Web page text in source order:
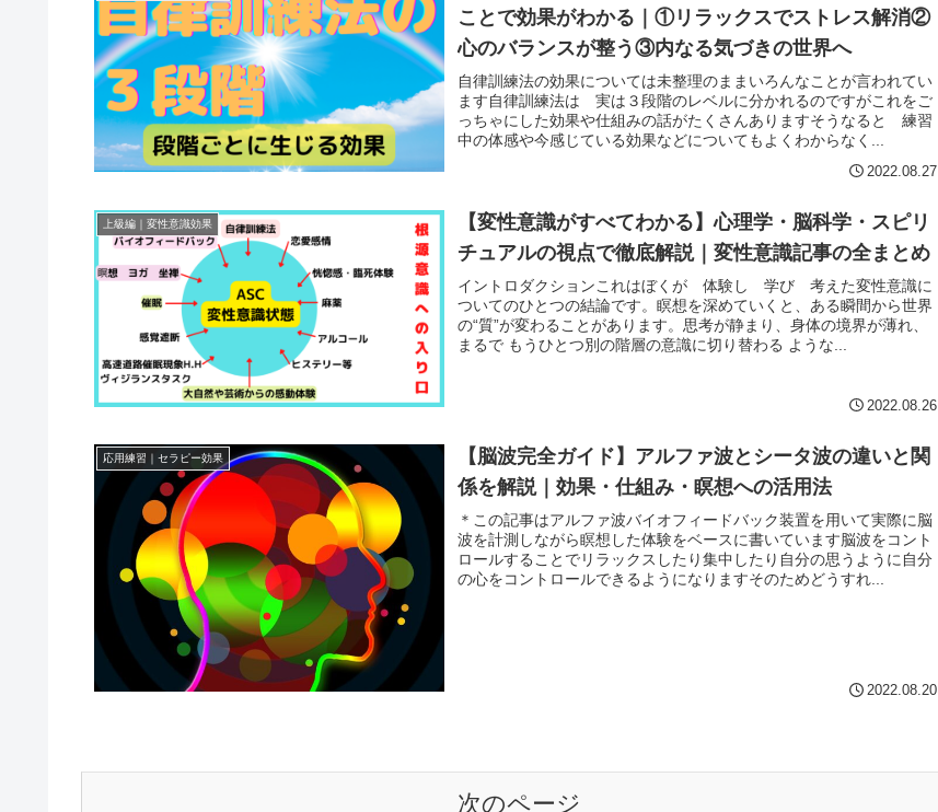
ことで効果がわかる｜①リラックスでストレス解消②
心のバランスが整う③内なる気づきの世界へ
自律訓練法の効果については未整理のままいろんなことが言われてい
ます自律訓練法は 実は３段階のレベルに分かれるのですがこれをご
っちゃにした効果や仕組みの話がたくさんありますそうなると 練習
中の体感や今感じている効果などについてもよくわからなく...
2022.08.27
上級編｜変性意識効果
【変性意識がすべてわかる】心理学・脳科学・スピリ
チュアルの視点で徹底解説｜変性意識記事の全まとめ
イントロダクションこれはぼくが 体験し 学び 考えた変性意識に
ついてのひとつの結論です。瞑想を深めていくと、ある瞬間から世界
の“質”が変わることがあります。思考が静まり、身体の境界が薄れ、
まるで もうひとつ別の階層の意識に切り替わる ような...
2022.08.26
応用練習｜セラピー効果
【脳波完全ガイド】アルファ波とシータ波の違いと関
係を解説｜効果・仕組み・瞑想への活用法
＊この記事はアルファ波バイオフィードバック装置を用いて実際に脳
波を計測しながら瞑想した体験をベースに書いています脳波をコント
ロールすることでリラックスしたり集中したり自分の思うように自分
の心をコントロールできるようになりますそのためどうすれ...
2022.08.20
次のページ